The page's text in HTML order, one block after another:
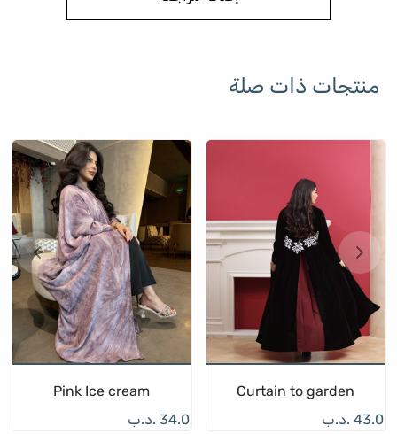
منتجات ذات صلة
Curtain to garden
43.0 .د.ب
Pink Ice cream
34.0 .د.ب